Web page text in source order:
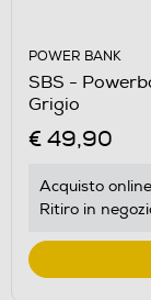
POWER BANK
SBS -
Grigio
€ 49,90
Acquisto
Ritiro in